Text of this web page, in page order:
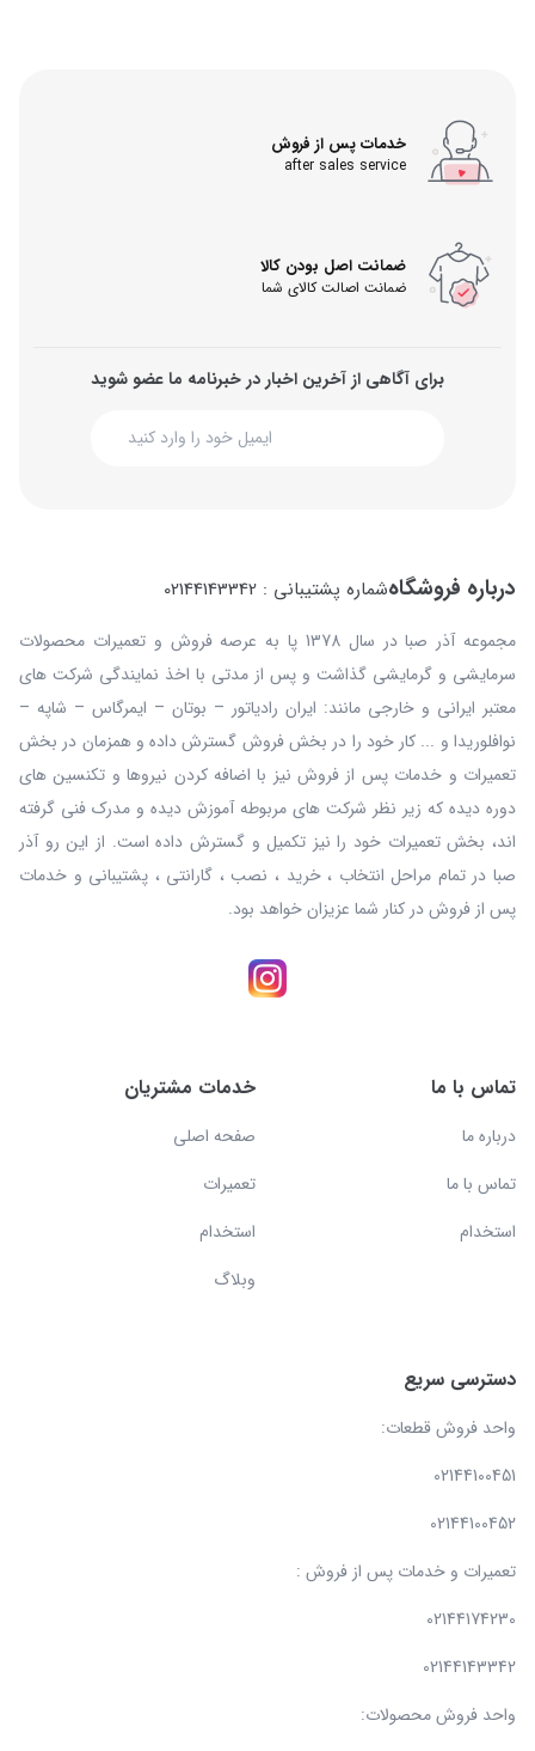
خدمات پس از فروش
after sales service
ضمانت اصل بودن کالا
ضمانت اصالت کالای شما
برای آگاهی از آخرین اخبار در خبرنامه ما عضو شوید
درباره فروشگاهشماره پشتیبانی : 02144143342
مجموعه آذر صبا در سال 1378 پا به عرصه فروش و تعمیرات محصولات
سرمایشی و گرمایشی گذاشت و پس از مدتی با اخذ نمایندگی شرکت های
معتبر ایرانی و خارجی مانند: ایران رادیاتور – بوتان – ایمرگاس – شاپه –
نوافلوریدا و ... کار خود را در بخش فروش گسترش داده و همزمان در بخش
تعمیرات و خدمات پس از فروش نیز با اضافه کردن نیروها و تکنسین های
دوره دیده که زیر نظر شرکت های مربوطه آموزش دیده و مدرک فنی گرفته
اند، بخش تعمیرات خود را نیز تکمیل و گسترش داده است. از این رو آذر
صبا در تمام مراحل انتخاب ، خرید ، نصب ، گارانتی ، پشتیبانی و خدمات
پس از فروش در کنار شما عزیزان خواهد بود.
تماس با ما
درباره ما
تماس با ما
استخدام
خدمات مشتریان
صفحه اصلی
تعمیرات
استخدام
وبلاگ
دسترسی سریع
واحد فروش قطعات:
02144100451
02144100452
تعمیرات و خدمات پس از فروش :
02144174230
02144143342
واحد فروش محصولات: